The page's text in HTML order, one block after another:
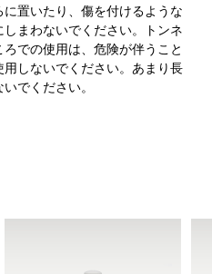
に置いたり、傷を付けるような
しまわないでください。トンネ
ろでの使用は、危険が伴うこと
用しないでください。あまり長
でください。